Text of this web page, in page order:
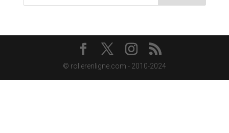
© rollerenligne.com - 2010-2024